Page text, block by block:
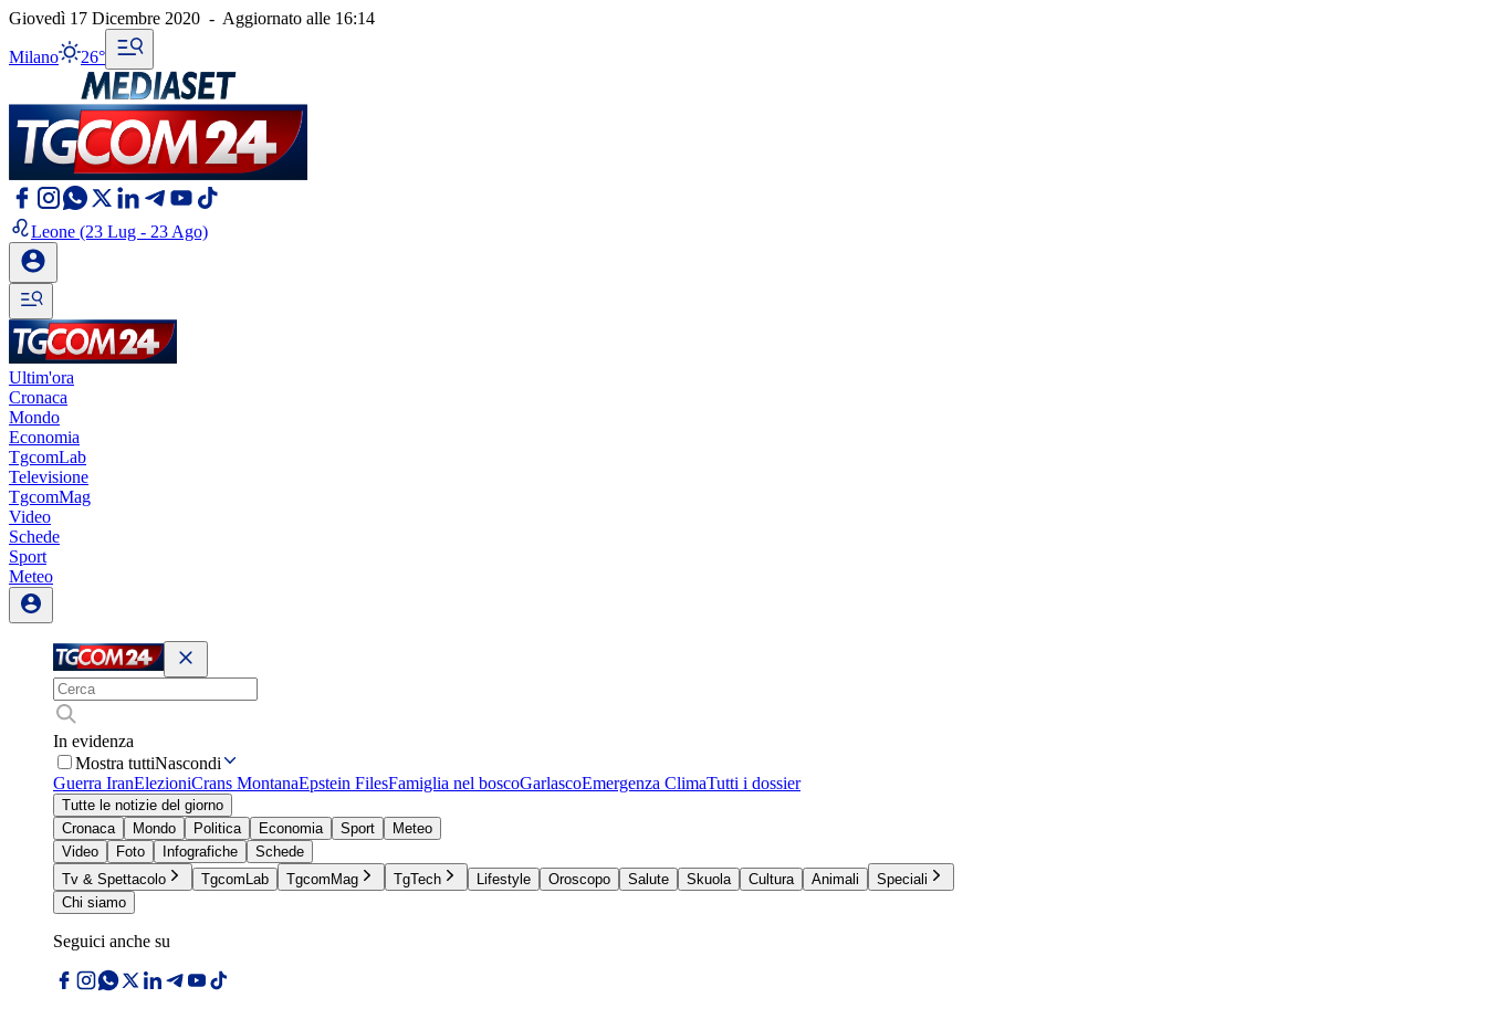
Giovedì 17 Dicembre 2020 - Aggiornato alle 16:14
Milano 26°
Leone (23 Lug - 23 Ago)
Ultim'ora
Cronaca
Mondo
Economia
TgcomLab
Televisione
TgcomMag
Video
Schede
Sport
Meteo
In evidenza
Mostra tuttiNascondi
Guerra IranElezioniCrans MontanaEpstein FilesFamiglia nel boscoGarlascoEmergenza ClimaTutti i dossier
Tutte le notizie del giorno
Cronaca
Mondo Politica Economia Sport
Meteo
Video
Foto Infografiche
Schede
Tv & Spettacolo
TgcomLab TgcomMag TgTech Lifestyle Oroscopo Salute Skuola Cultura Animali
Speciali
Chi siamo
Seguici anche su